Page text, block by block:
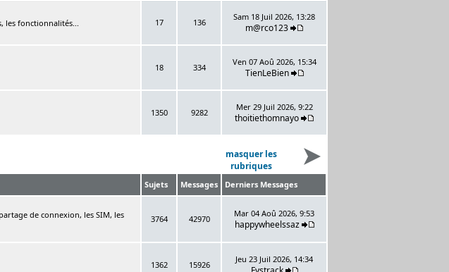
les fonctionnalités... 17 136
Sam 18 Juil 2026, 13:28
m@rco123
18 334
Ven 07 Aoû 2026, 15:34
TienLeBien
1350 9282
Mer 29 Juil 2026, 9:22
thoitiethomnayo
masquer les
rubriques
Sujets Messages Derniers Messages
de connexion, les SIM, les
3764 42970
Mar 04 Aoû 2026, 9:53
happywheelssaz
1362 15926
Jeu 23 Juil 2026, 14:34